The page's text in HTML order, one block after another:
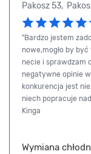
Pakosz 53,
"Bardzo jestem
nowe,mogło by
necie i sprawdzam
negatywne opinie
konkurencja jest
niech popracuje
Kinga
Wymiana